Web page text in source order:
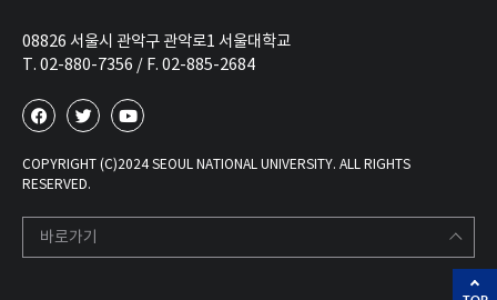
08826 서울시 관악구 관악로1 서울대학교
T. 02-880-7356 / F. 02-885-2684
COPYRIGHT (C)2024 SEOUL NATIONAL UNIVERSITY. ALL RIGHTS
RESERVED.
바로가기